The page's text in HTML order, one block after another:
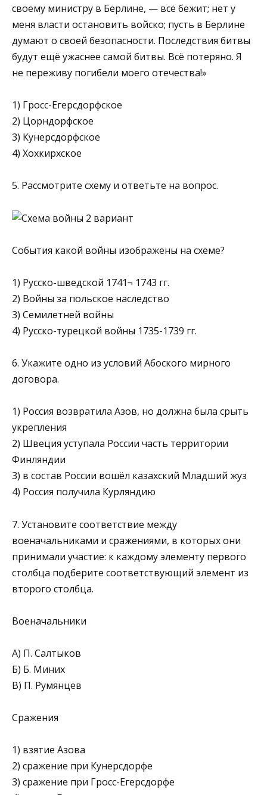
своему министру в Берлине, — всё бежит; нет у
меня власти остановить войско; пусть в Берлине
думают о своей безопасности. Последствия битвы
будут ещё ужаснее самой битвы. Всё потеряно. Я
не переживу погибели моего отечества!»
1) Гросс-Егерсдорфское
2) Цорндорфское
3) Кунерсдорфское
4) Хохкирхское
5. Рассмотрите схему и ответьте на вопрос.
События какой войны изображены на схеме?
1) Русско-шведской 1741¬ 1743 гг.
2) Войны за польское наследство
3) Семилетней войны
4) Русско-турецкой войны 1735-1739 гг.
6. Укажите одно из условий Абоского мирного
договора.
1) Россия возвратила Азов, но должна была срыть
укрепления
2) Швеция уступала России часть территории
Финляндии
3) в состав России вошёл казахский Младший жуз
4) Россия получила Курляндию
7. Установите соответствие между
военачальниками и сражениями, в которых они
принимали участие: к каждому элементу первого
столбца подберите соответствующий элемент из
второго столбца.
Военачальники
A) П. Салтыков
Б) Б. Миних
B) П. Румянцев
Сражения
1) взятие Азова
2) сражение при Кунерсдорфе
3) сражение при Гросс-Егерсдорфе